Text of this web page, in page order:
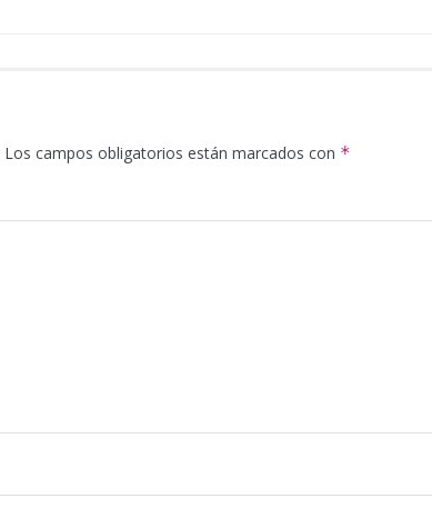
Los campos obligatorios están marcados con *